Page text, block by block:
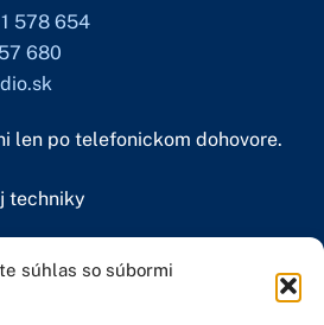
súhlas so súbormi
578 654
680
len po telefonickom dohovore.
techniky
podmienky